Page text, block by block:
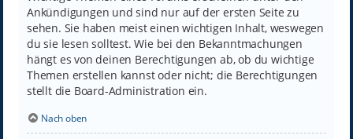
Ankündigungen und sind nur auf der ersten Seite zu
sehen. Sie haben meist einen wichtigen Inhalt, weswegen
du sie lesen solltest. Wie bei den Bekanntmachungen
hängt es von deinen Berechtigungen ab, ob du wichtige
Themen erstellen kannst oder nicht; die Berechtigungen
stellt die Board-Administration ein.
Nach oben